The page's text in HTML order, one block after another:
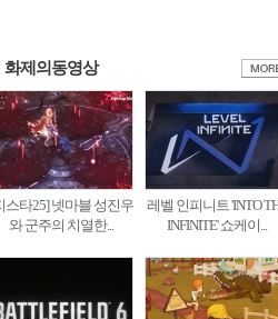
화제의동영상
스타25] 넷마블 성진우
와 군주의 치열한...
레벨 인피니트 'INTO
INFINITE' 쇼케이...